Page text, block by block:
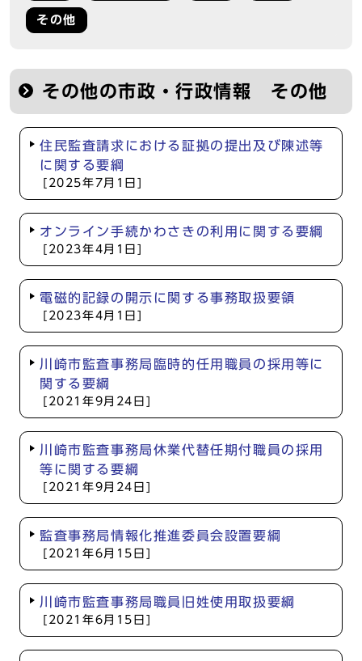
その他
その他の市政・行政情報 その他
住民監査請求における証拠の提出及び陳述等
に関する要綱
[2025年7月1日]
オンライン手続かわさきの利用に関する要綱
[2023年4月1日]
電磁的記録の開示に関する事務取扱要領
[2023年4月1日]
川崎市監査事務局臨時的任用職員の採用等に
関する要綱
[2021年9月24日]
川崎市監査事務局休業代替任期付職員の採用
等に関する要綱
[2021年9月24日]
監査事務局情報化推進委員会設置要綱
[2021年6月15日]
川崎市監査事務局職員旧姓使用取扱要綱
[2021年6月15日]